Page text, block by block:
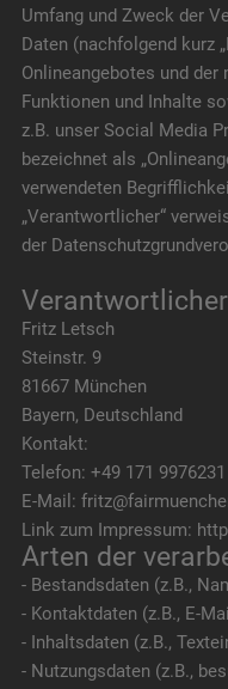
Umfang und Zweck der
Daten (nachfolgend kurz
Onlineangebotes und der
Funktionen und Inhalte
z.B. unser Social Media
bezeichnet als
verwendeten
„Verantwortlicher“
der
Verantwortlicher
Fritz Letsch
Steinstr. 9
81667 München
Bayern, Deutschland
Kontakt:
Telefon: +49 171 9976231
E-Mail:
Link zum Impressum:
Arten der
- Bestandsdaten (z.B.,
- Kontaktdaten (z.B., E-
- Inhaltsdaten (z.B.,
- Nutzungsdaten (z.B.,